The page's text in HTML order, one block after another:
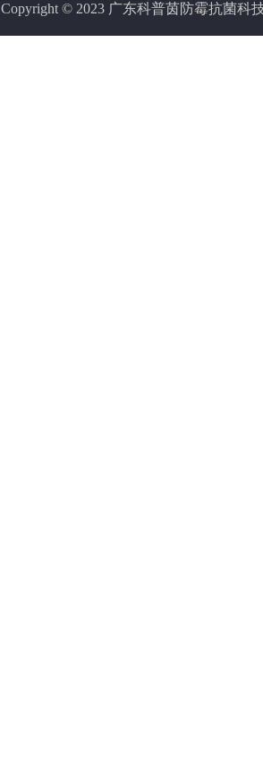
Copyright © 2023 广东科普茵防霉抗菌科